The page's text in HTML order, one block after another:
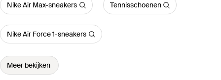
Nike Air Max-sneakers Tennisschoenen
Nike Air Force 1-sneakers
Meer bekijken